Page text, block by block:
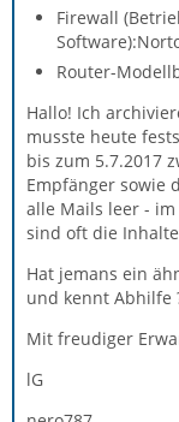
Firewall
Router-
Hallo! Ich
musste heute
bis zum 5.7.2017
Empfänger sowie
alle Mails leer - im
sind oft die
Hat jemans ein
und kennt Abhilfe
Mit freudiger
lG